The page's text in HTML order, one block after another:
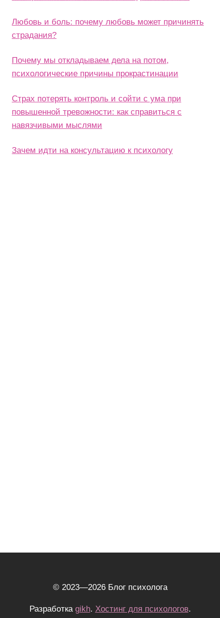
Любовь и боль: почему любовь может причинять
страдания?
Почему мы откладываем дела на потом,
психологические причины прокрастинации
Страх потерять контроль и сойти с ума при
повышенной тревожности: как справиться с
навязчивыми мыслями
Зачем идти на консультацию к психологу
© 2023—2026 Блог психолога
Разработка gikh. Хостинг для психологов.